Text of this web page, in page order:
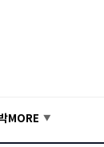
MORE ▼